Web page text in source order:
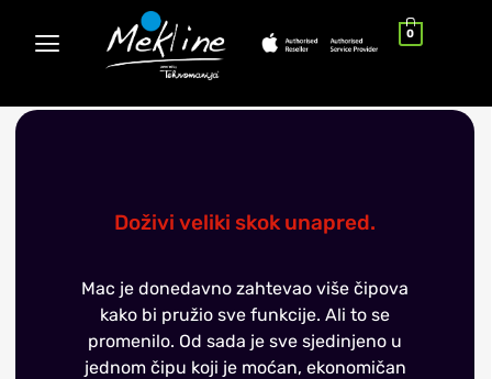
0
Doživi veliki skok unapred.
Mac je donedavno zahtevao više čipova
kako bi pružio sve funkcije. Ali to se
promenilo. Od sada je sve sjedinjeno u
jednom čipu koji je moćan, ekonomičan